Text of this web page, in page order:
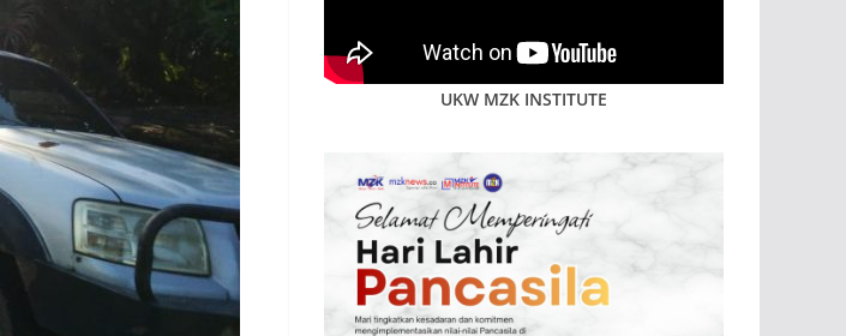
UKW MZK INSTITUTE